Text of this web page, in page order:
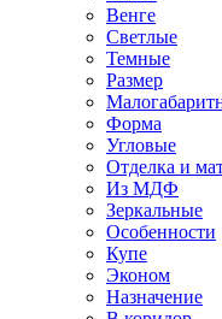
Венге
Светлые
Темные
Размер
Форма
Угловые
Отделка и
Из МДФ
Зеркальные
Особенности
Купе
Эконом
Назначение